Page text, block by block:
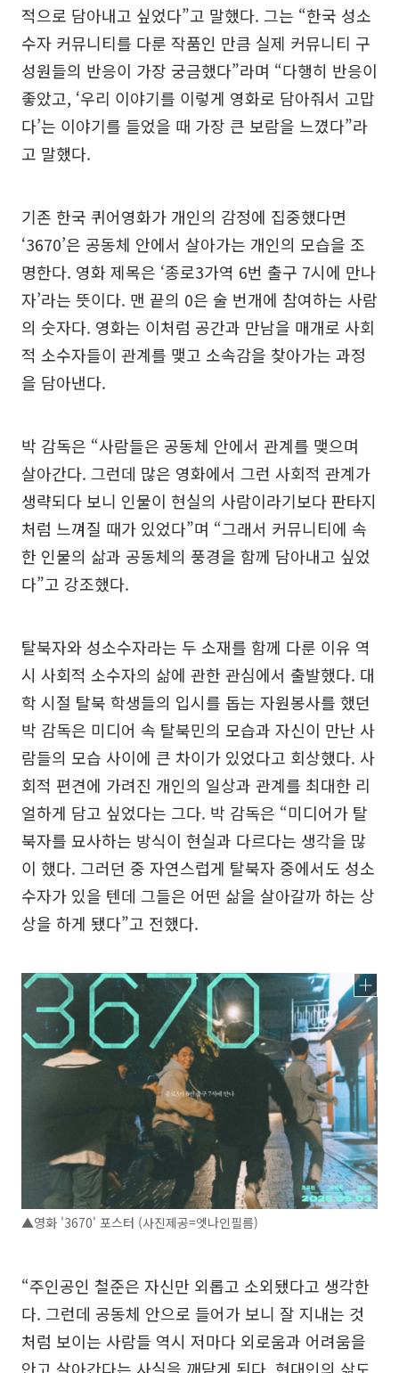
적으로 담아내고 싶었다”고 말했다. 그는 “한국 성소
수자 커뮤니티를 다룬 작품인 만큼 실제 커뮤니티 구
성원들의 반응이 가장 궁금했다”라며 “다행히 반응이
좋았고, ‘우리 이야기를 이렇게 영화로 담아줘서 고맙
다’는 이야기를 들었을 때 가장 큰 보람을 느꼈다”라
고 말했다.
기존 한국 퀴어영화가 개인의 감정에 집중했다면
‘3670’은 공동체 안에서 살아가는 개인의 모습을 조
명한다. 영화 제목은 ‘종로3가역 6번 출구 7시에 만나
자’라는 뜻이다. 맨 끝의 0은 술 번개에 참여하는 사람
의 숫자다. 영화는 이처럼 공간과 만남을 매개로 사회
적 소수자들이 관계를 맺고 소속감을 찾아가는 과정
을 담아낸다.
박 감독은 “사람들은 공동체 안에서 관계를 맺으며
살아간다. 그런데 많은 영화에서 그런 사회적 관계가
생략되다 보니 인물이 현실의 사람이라기보다 판타지
처럼 느껴질 때가 있었다”며 “그래서 커뮤니티에 속
한 인물의 삶과 공동체의 풍경을 함께 담아내고 싶었
다”고 강조했다.
탈북자와 성소수자라는 두 소재를 함께 다룬 이유 역
시 사회적 소수자의 삶에 관한 관심에서 출발했다. 대
학 시절 탈북 학생들의 입시를 돕는 자원봉사를 했던
박 감독은 미디어 속 탈북민의 모습과 자신이 만난 사
람들의 모습 사이에 큰 차이가 있었다고 회상했다. 사
회적 편견에 가려진 개인의 일상과 관계를 최대한 리
얼하게 담고 싶었다는 그다. 박 감독은 “미디어가 탈
북자를 묘사하는 방식이 현실과 다르다는 생각을 많
이 했다. 그러던 중 자연스럽게 탈북자 중에서도 성소
수자가 있을 텐데 그들은 어떤 삶을 살아갈까 하는 상
상을 하게 됐다”고 전했다.
▲영화 '3670' 포스터 (사진제공=엣나인필름)
“주인공인 철준은 자신만 외롭고 소외됐다고 생각한
다. 그런데 공동체 안으로 들어가 보니 잘 지내는 것
처럼 보이는 사람들 역시 저마다 외로움과 어려움을